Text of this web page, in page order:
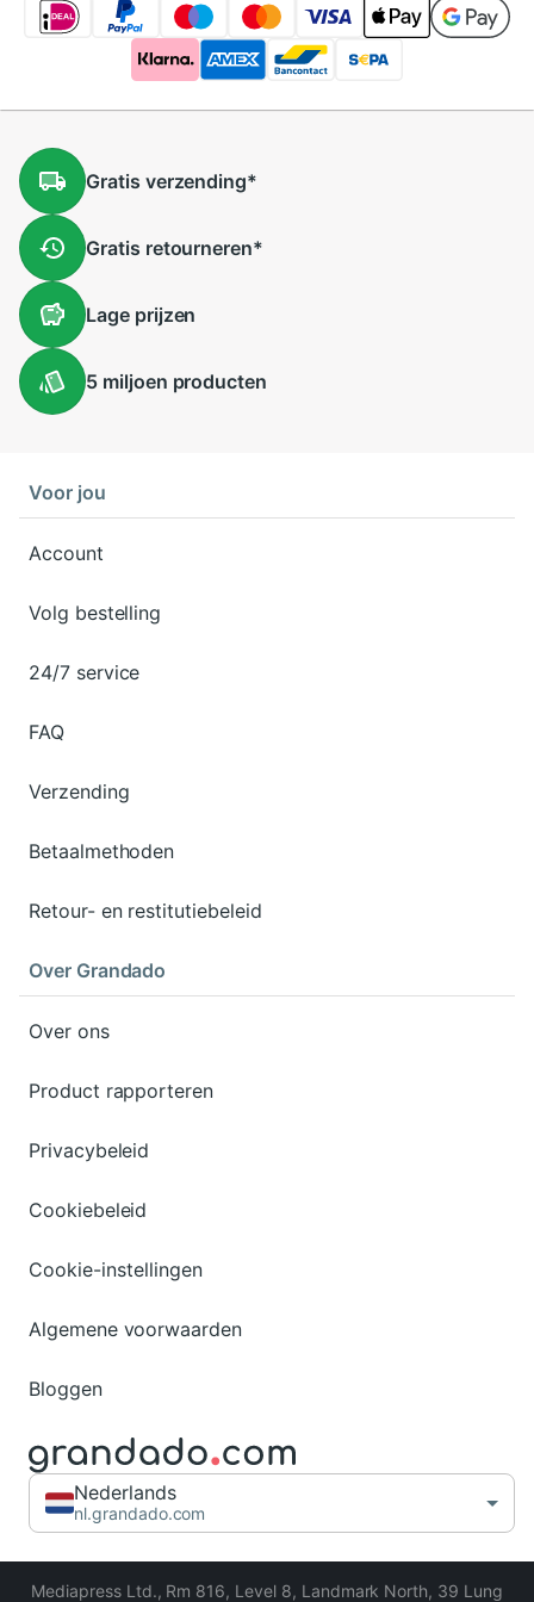
Gratis verzending*
Gratis retourneren*
Lageprijzen
5 miljoen producten
Voor jou
Account
Volg bestelling
24/7 service
FAQ
Verzending
Betaalmethoden
Retour- en restitutiebeleid
Over Grandado
Over ons
Product rapporteren
Privacybeleid
Cookiebeleid
Cookie-instellingen
Algemene voorwaarden
Bloggen
Nederlands
nl.grandado.com
Mediapress Ltd., Rm 816, Level 8, Landmark North, 39 Lung